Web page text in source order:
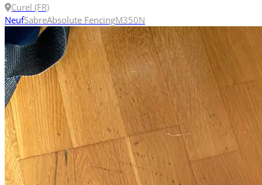
Curel (FR)
NeufSabreAbsolute FencingM350N